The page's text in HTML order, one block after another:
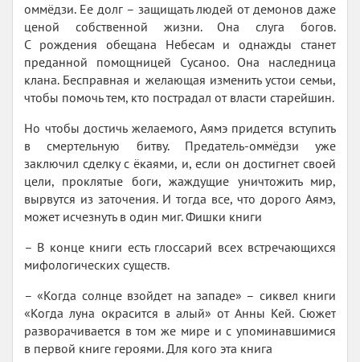
оммёдзи. Ее долг – защищать людей от демонов даже
ценой собственной жизни. Она слуга богов.
С рождения обещана Небесам и однажды станет
преданной помощницей Сусаноо. Она наследница
клана. Бесправная и желающая изменить устои семьи,
чтобы помочь тем, кто пострадал от власти старейшин.
Но чтобы достичь желаемого, Аямэ придется вступить
в смертельную битву. Предатель-оммёдзи уже
заключил сделку с ёкаями, и, если он достигнет своей
цели, проклятые боги, жаждущие уничтожить мир,
вырвутся из заточения. И тогда все, что дорого Аямэ,
может исчезнуть в один миг. Фишки книги
– В конце книги есть глоссарий всех встречающихся
мифологических существ.
– «Когда солнце взойдет на западе» – сиквел книги
«Когда луна окрасится в алый» от Анны Кей. Сюжет
разворачивается в том же мире и с упоминавшимися
в первой книге героями. Для кого эта книга